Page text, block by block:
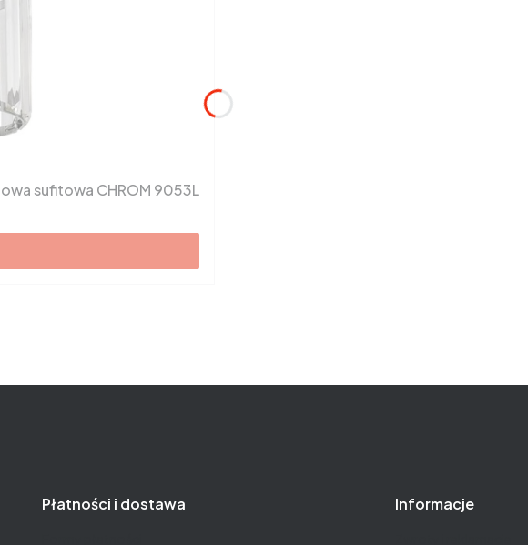
sufitowa CHROM 9053L
Płatności i dostawa Informacje